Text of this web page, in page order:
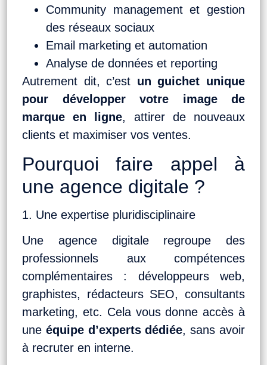
Community management et gestion
des réseaux sociaux
Email marketing et automation
Analyse de données et reporting
Autrement dit, c’est un guichet unique
pour développer votre image de
marque en ligne, attirer de nouveaux
clients et maximiser vos ventes.
Pourquoi faire appel à
une agence digitale ?
1. Une expertise pluridisciplinaire
Une agence digitale regroupe des
professionnels aux compétences
complémentaires : développeurs web,
graphistes, rédacteurs SEO, consultants
marketing, etc. Cela vous donne accès à
une équipe d’experts dédiée, sans avoir
à recruter en interne.